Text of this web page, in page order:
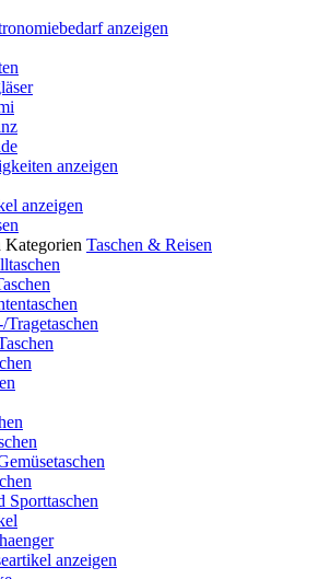
anzeigen
anzeigen
anzeigen
Kategorien Taschen & Reisen
Sporttaschen
anzeigen